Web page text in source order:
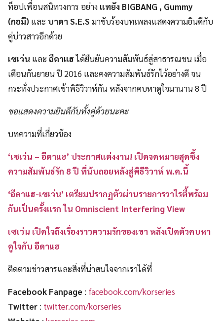
ท็อปเพื่อนสนิทวงการ อย่าง แทยัง BIGBANG , Gummy
(กอมี) และ บาดา S.E.S มาขับร้องบทเพลงแสดงความยินดีกับ
คู่บ่าวสาวอีกด้วย
เซเว่น และ อีดาแฮได้ยืนยันความสัมพันธ์สู่สาธารณชน เมื่อ
เดือนกันยายน ปี 2016 และคงความสัมพันธ์รักไว้อย่างดี จน
กระทั่งประกาศเข้าพิธีวิวาห์กัน หลังจากคบหาดูใจมานาน 8 ปี
ขอแสดงความยินดีกับทั้งคู่ด้วยนะคะ
บทความที่เกี่ยวข้อง
‘เซเว่น – อีดาแฮ’ ประกาศแต่งงาน! เปิดจดหมายสุดซึ้ง
ความสัมพันธ์รัก 8 ปี ที่นับถอยหลังสู่พิธีวิวาห์ พ.ค.นี้
‘อีดาแฮ-เซเว่น’ เตรียมปรากฏตัวผ่านรายการวาไรตี้พร้อม
กันเป็นครั้งแรก ใน Omniscient Interfering View
เซเว่น เปิดใจถึงเรื่องราวความรักของเขา หลังเปิดตัวคบหา
ดูใจกับ อีดาแฮ
ติดตามข่าวสารและสิ่งที่น่าสนใจจากเราได้ที่
Facebook Fanpage : facebook.com/korseries
Twitter : twitter.com/korseries